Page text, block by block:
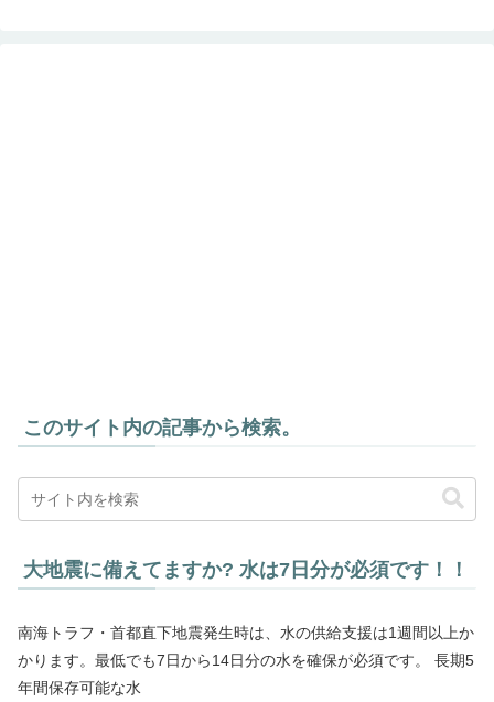
このサイト内の記事から検索。
大地震に備えてますか? 水は7日分が必須です！！
南海トラフ・首都直下地震発生時は、水の供給支援は1週間以上か
かります。最低でも7日から14日分の水を確保が必須です。 長期5
年間保存可能な水